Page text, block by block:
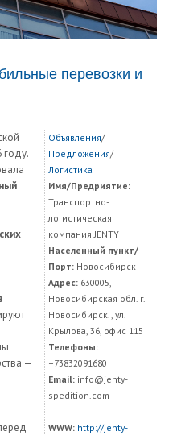
перевозки и
году.
—
Объявления/
Предложения/
Логистика
Имя/Предриятие:
Транспортно-
логистическая
компания JENTY
Населенный пункт/
Порт:Новосибирск
Адрес:630005,
Новосибирская обл. г.
Новосибирск., ул.
Крылова, 36, офис 115
Телефоны:
+73832091680
Email:info@jenty-
spedition.com
WWW: http://jenty-